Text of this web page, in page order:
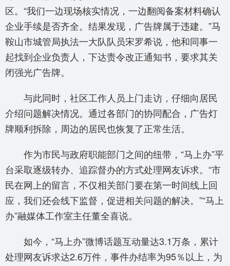
区。“我们一边现场核实情况，一边翻阅备案材料确认
企业手续是否齐全。结果发现，广告牌属于违建。”马
鞍山市城管局执法一大队队员宋罗希说，他和同事一
起找到企业负责人，下达责令改正通知书，要求其关
闭强光广告牌。
与此同时，社区工作人员上门走访，仔细向居民
介绍问题解决情况。通过各部门的协同配合，广告灯
牌顺利拆除，周边的居民也恢复了正常生活。
作为市民与政府职能部门之间的纽带，“马上办”平
台采取逐级转办、追踪督办的方式处理网友诉求。“市
民在网上的留言，不仅相关部门要在第一时间线上回
应，我们还会线下监督，促进相关问题的解决。”“马上
办”融媒体工作室主任董全喜说。
如今，“马上办”微博话题互动量达3.1万条，累计
处理网友诉求达2.6万件，事件办结率为95％以上，为